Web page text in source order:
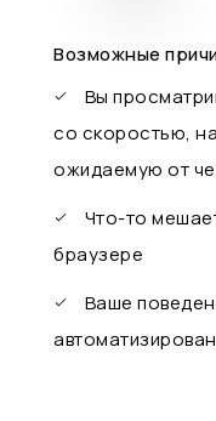
Возможные
Вы
со скоростью,
ожидаемую от
Что-то
браузере
Ваше